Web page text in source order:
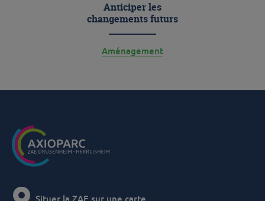
Anticiper les
changements futurs
Aménagement
Situer la ZAE sur une carte